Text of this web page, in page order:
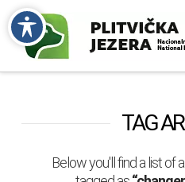
TAG
Below you'll find a list of